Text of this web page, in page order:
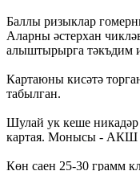
Баллы ризыклар
Аларны әстерхан
алыштырырга тәкъдим
Картаюны кисәтә
табылган.
Шулай ук кеше никадәр
картая. Монысы - АКШ
Көн саен 25-30 грамм